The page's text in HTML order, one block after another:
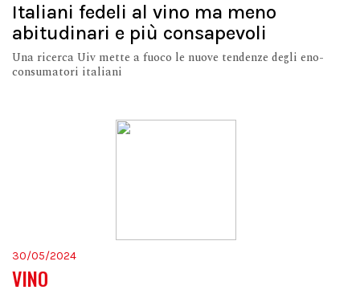
Italiani fedeli al vino ma meno
abitudinari e più consapevoli
Una ricerca Uiv mette a fuoco le nuove tendenze degli eno-
consumatori italiani
30/05/2024
VINO